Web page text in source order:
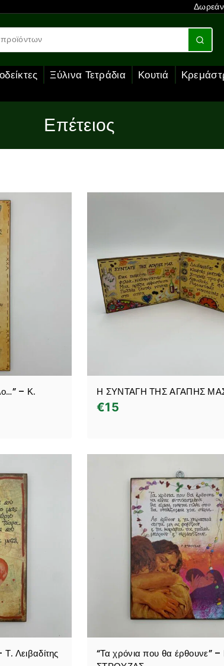
Ξύλινα Τετράδια Κουτιά
Επέτειος
– Κ.
Η ΣΥΝΤΑΓΗ ΤΗΣ ΑΓΑΠΗΣ
€15
Τ. Λειβαδίτης
“Τα χρόνια που θα έρθουνε” –